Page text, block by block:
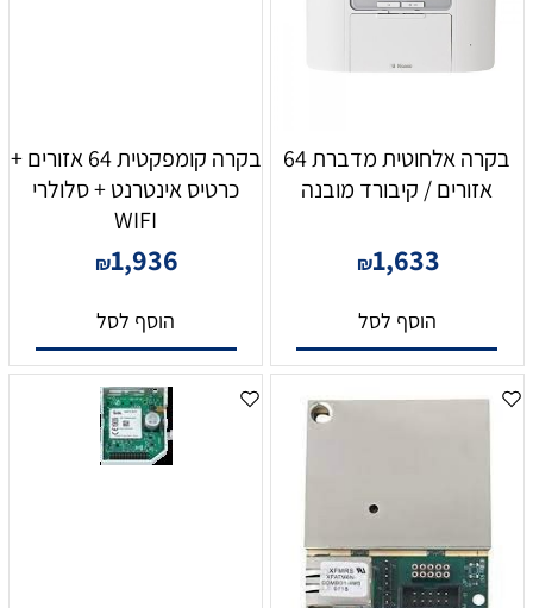
בקרה אלחוטית מדברת 64
אזורים / קיבורד מובנה
₪1,633
הוסף לסל
בקרה קומפקטית 64 אזורים +
כרטיס אינטרנט + סלולרי
WIFI
₪1,936
הוסף לסל